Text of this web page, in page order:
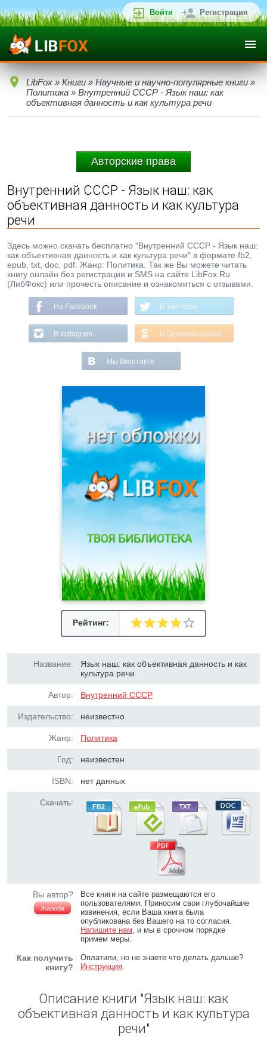
Войти Регистрация
LibFox » Книги » Научные и научно-популярные книги »
Политика » Внутренний СССР - Язык наш: как
объективная данность и как культура речи
Авторские права
Внутренний СССР - Язык наш: как
объективная данность и как культура
речи
Здесь можно скачать бесплатно "Внутренний СССР - Язык наш:
как объективная данность и как культура речи" в формате fb2,
epub, txt, doc, pdf. Жанр: Политика. Так же Вы можете читать
книгу онлайн без регистрации и SMS на сайте LibFox.Ru
(ЛибФокс) или прочесть описание и ознакомиться с отзывами.
На Facebook В Твиттере
В Instagram В Одноклассниках
Мы Вконтакте
Рейтинг:
Название:
Язык наш: как объективная данность и как
культура речи
Автор: Внутренний СССР
Издательство: неизвестно
Жанр: Политика
Год: неизвестен
ISBN: нет данных
Скачать:
Вы автор?
Жалоба
Все книги на сайте размещаются его
пользователями. Приносим свои глубочайшие
извинения, если Ваша книга была
опубликована без Вашего на то согласия.
Напишите нам, и мы в срочном порядке
примем меры.
Как получить
книгу?
Оплатили, но не знаете что делать дальше?
Инструкция.
Описание книги "Язык наш: как
объективная данность и как культура
речи"